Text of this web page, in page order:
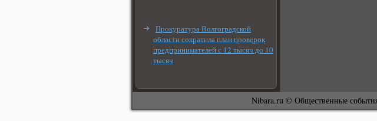
Прокуратура Волгоградской
области сократила план проверок
предпринимателей с 12 тысяч до 10
тысяч
Nibara.ru © Общественные